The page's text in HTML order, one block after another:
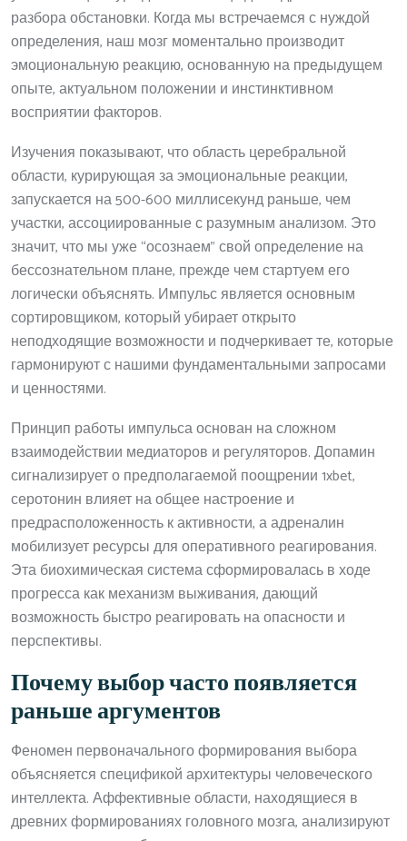
разбора обстановки. Когда мы встречаемся с нуждой
определения, наш мозг моментально производит
эмоциональную реакцию, основанную на предыдущем
опыте, актуальном положении и инстинктивном
восприятии факторов.
Изучения показывают, что область церебральной
области, курирующая за эмоциональные реакции,
запускается на 500-600 миллисекунд раньше, чем
участки, ассоциированные с разумным анализом. Это
значит, что мы уже “осознаем” свой определение на
бессознательном плане, прежде чем стартуем его
логически объяснять. Импульс является основным
сортировщиком, который убирает открыто
неподходящие возможности и подчеркивает те, которые
гармонируют с нашими фундаментальными запросами
и ценностями.
Принцип работы импульса основан на сложном
взаимодействии медиаторов и регуляторов. Допамин
сигнализирует о предполагаемой поощрении 1xbet,
серотонин влияет на общее настроение и
предрасположенность к активности, а адреналин
мобилизует ресурсы для оперативного реагирования.
Эта биохимическая система сформировалась в ходе
прогресса как механизм выживания, дающий
возможность быстро реагировать на опасности и
перспективы.
Почему выбор часто появляется
раньше аргументов
Феномен первоначального формирования выбора
объясняется спецификой архитектуры человеческого
интеллекта. Аффективные области, находящиеся в
древних формированиях головного мозга, анализируют